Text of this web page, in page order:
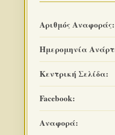
Αριθμός Αναφοράς:
Ημερομηνία
Κεντρική Σελίδα:
Facebook:
Αναφορά: